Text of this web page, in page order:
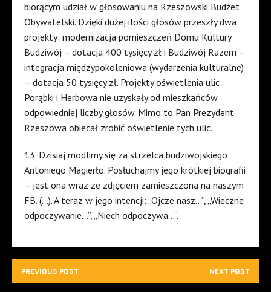
biorącym udział w głosowaniu na Rzeszowski Budżet
Obywatelski. Dzięki dużej ilości głosów przeszły dwa
projekty: modernizacja pomieszczeń Domu Kultury
Budziwój – dotacja 400 tysięcy zł i Budziwój Razem –
integracja międzypokoleniowa (wydarzenia kulturalne)
– dotacja 50 tysięcy zł. Projekty oświetlenia ulic
Porąbki i Herbowa nie uzyskały od mieszkańców
odpowiedniej liczby głosów. Mimo to Pan Prezydent
Rzeszowa obiecał zrobić oświetlenie tych ulic.
13. Dzisiaj modlimy się za strzelca budziwojskiego
Antoniego Magierło. Posłuchajmy jego krótkiej biografii
– jest ona wraz ze zdjęciem zamieszczona na naszym
FB. (…). A teraz w jego intencji: „Ojcze nasz…”, „Wieczne
odpoczywanie…”, „Niech odpoczywa…”.
PREVIOUS POST NEXT POST